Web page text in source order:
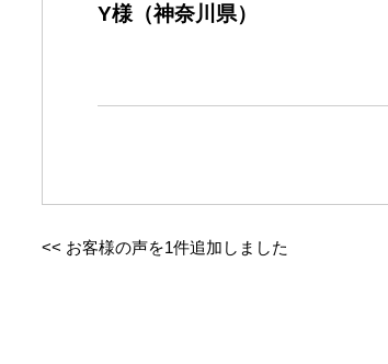
Y様（神奈川県）
<< お客様の声を1件追加しました